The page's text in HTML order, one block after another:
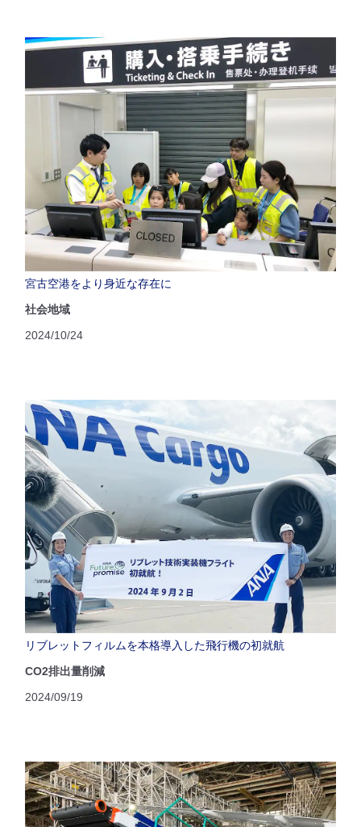
宮古空港をより身近な存在に
社会地域
2024/10/24
リブレットフィルムを本格導入した飛行機の初就航
CO2排出量削減
2024/09/19